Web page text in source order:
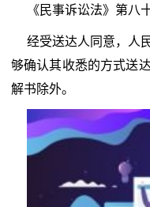
《民事诉讼法》第八
经受送达人同意，人
够确认其收悉的方式送
解书除外。